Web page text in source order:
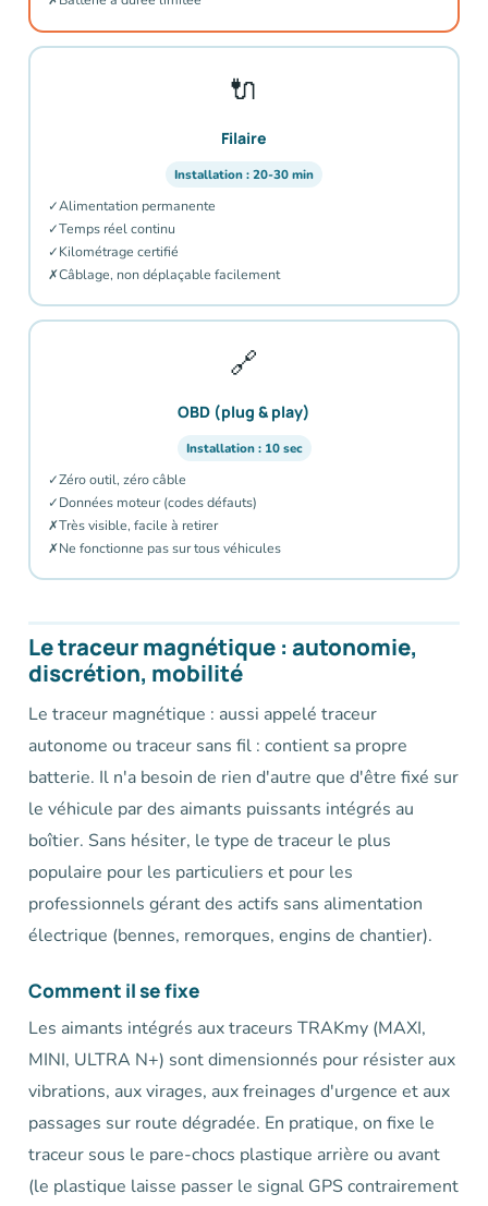
🔌
Filaire
Installation : 20-30 min
✓Alimentation permanente
✓Temps réel continu
✓Kilométrage certifié
✗Câblage, non déplaçable facilement
🔗
OBD (plug & play)
Installation : 10 sec
✓Zéro outil, zéro câble
✓Données moteur (codes défauts)
✗Très visible, facile à retirer
✗Ne fonctionne pas sur tous véhicules
Le traceur magnétique : autonomie,
discrétion, mobilité
Le traceur magnétique : aussi appelé traceur
autonome ou traceur sans fil : contient sa propre
batterie. Il n'a besoin de rien d'autre que d'être fixé sur
le véhicule par des aimants puissants intégrés au
boîtier. Sans hésiter, le type de traceur le plus
populaire pour les particuliers et pour les
professionnels gérant des actifs sans alimentation
électrique (bennes, remorques, engins de chantier).
Comment il se fixe
Les aimants intégrés aux traceurs TRAKmy (MAXI,
MINI, ULTRA N+) sont dimensionnés pour résister aux
vibrations, aux virages, aux freinages d'urgence et aux
passages sur route dégradée. En pratique, on fixe le
traceur sous le pare-chocs plastique arrière ou avant
(le plastique laisse passer le signal GPS contrairement